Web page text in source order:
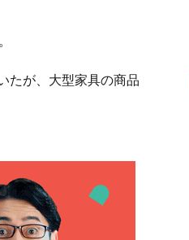
たが、大型家具の商品